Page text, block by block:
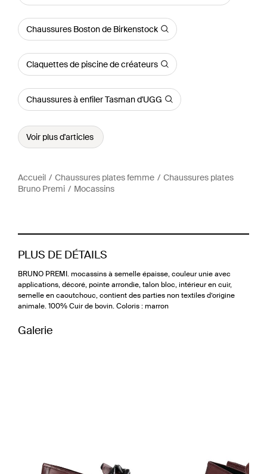
Chaussures Boston de Birkenstock
Claquettes de piscine de créateurs
Chaussures à enfiler Tasman d'UGG
Voir plus d'articles
Accueil Chaussures plates femme
Chaussures plates
Bruno Premi
Mocassins
PLUS DE DÉTAILS
BRUNO PREMI. mocassins à semelle épaisse, couleur unie avec
applications, décoré, pointe arrondie, talon bloc, intérieur en cuir,
semelle en caoutchouc, contient des parties non textiles d’origine
animale. 100% Cuir de bovin. Coloris : marron
Galerie